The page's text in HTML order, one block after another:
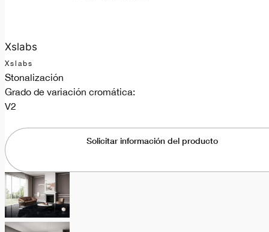
Xslabs
Xslabs
Stonalización
Grado de variación cromática:
V2
Solicitar información del producto